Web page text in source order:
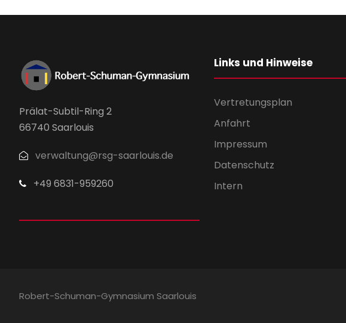
Prälat-Subtil-Ring 2
66740 Saarlouis
verwaltung@rsg-saarlouis.de
+49 6831-959260
Links und Hinweise
Vertretungsplan
Anfahrt
Impressum
Datenschutz
Intern
Robert-Schuman-Gymnasium Saarlouis